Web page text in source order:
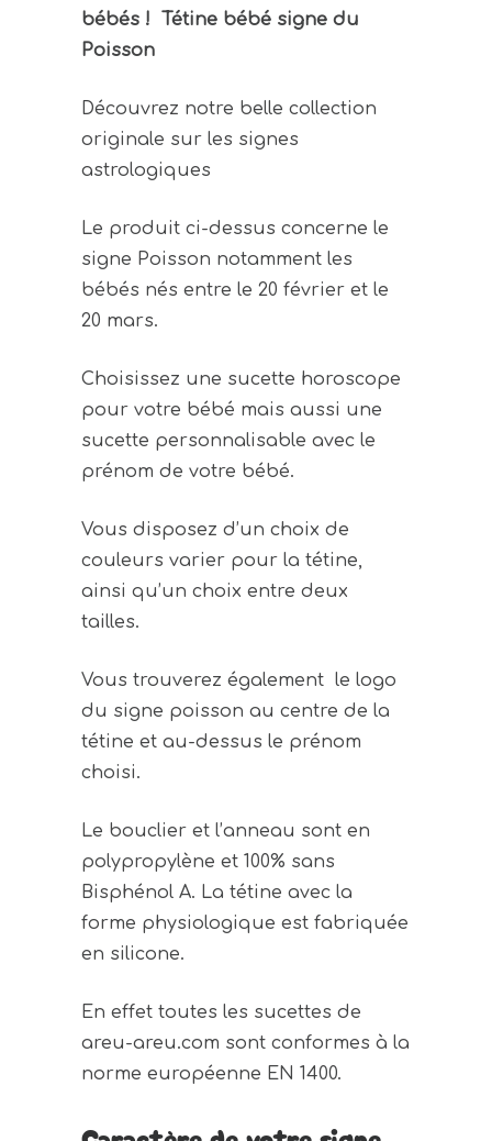
bébés ! Tétine bébé signe du
Poisson
Découvrez notre belle collection
originale sur les signes
astrologiques
Le produit ci-dessus concerne le
signe Poisson notamment les
bébés nés entre le 20 février et le
20 mars.
Choisissez une sucette horoscope
pour votre bébé mais aussi une
sucette personnalisable avec le
prénom de votre bébé.
Vous disposez d’un choix de
couleurs varier pour la tétine,
ainsi qu’un choix entre deux
tailles.
Vous trouverez également le logo
du signe poisson au centre de la
tétine et au-dessus le prénom
choisi.
Le bouclier et l’anneau sont en
polypropylène et 100% sans
Bisphénol A. La tétine avec la
forme physiologique est fabriquée
en silicone.
En effet toutes les sucettes de
areu-areu.com sont conformes à la
norme européenne EN 1400.